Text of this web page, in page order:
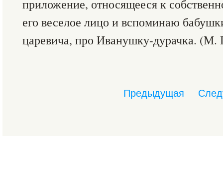
приложение, относящееся к
его веселое лицо и вспоминаю
царевича, про Иванушку-дурачка. (М.
Предыдущая